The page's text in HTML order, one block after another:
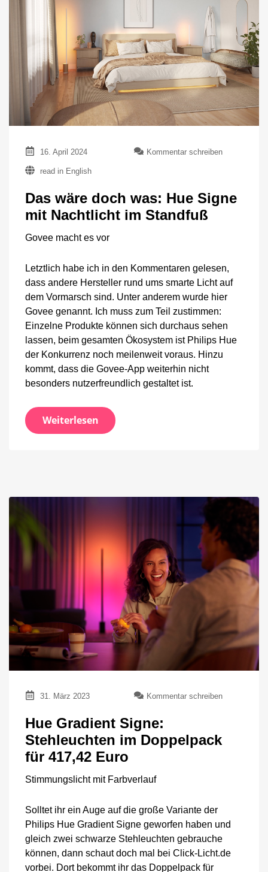
16. April 2024 Kommentar schreibenzu
was:
Standfuß
read in English
Das wäre doch was: Hue Signe
mit Nachtlicht im Standfuß
Govee macht es vor
Letztlich habe ich in den Kommentaren gelesen,
dass andere Hersteller rund ums smarte Licht auf
dem Vormarsch sind. Unter anderem wurde hier
Govee genannt. Ich muss zum Teil zustimmen:
Einzelne Produkte können sich durchaus sehen
lassen, beim gesamten Ökosystem ist Philips Hue
der Konkurrenz noch meilenweit voraus. Hinzu
kommt, dass die Govee-App weiterhin nicht
besonders nutzerfreundlich gestaltet ist.
Weiterlesen
31. März 2023 Kommentar schreibenzu
Hue Gradient Signe:
Stehleuchten im Doppelpack
für 417,42 Euro
Stimmungslicht mit Farbverlauf
Solltet ihr ein Auge auf die große Variante der
Philips Hue Gradient Signe geworfen haben und
gleich zwei schwarze Stehleuchten gebrauche
können, dann schaut doch mal bei Click-Licht.de
vorbei. Dort bekommt ihr das Doppelpack für